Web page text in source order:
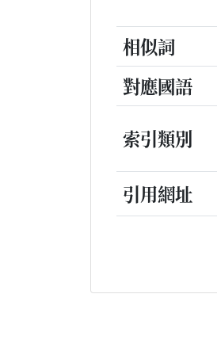
相似詞
對應國語
索引類別
引用網址